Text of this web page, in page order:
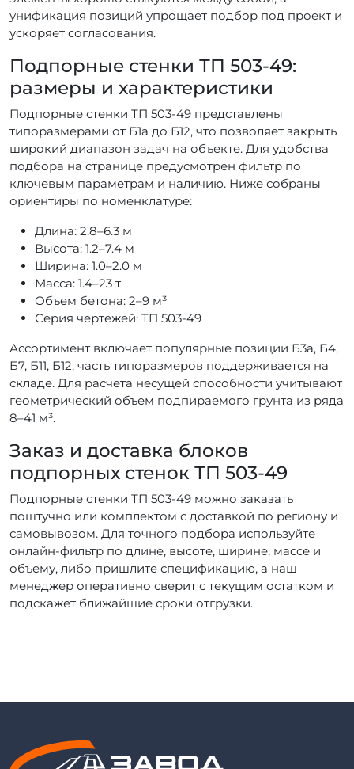
унификация позиций упрощает подбор под проект и
ускоряет согласования.
Подпорные стенки ТП 503-49:
размеры и характеристики
Подпорные стенки ТП 503-49 представлены
типоразмерами от Б1а до Б12, что позволяет закрыть
широкий диапазон задач на объекте. Для удобства
подбора на странице предусмотрен фильтр по
ключевым параметрам и наличию. Ниже собраны
ориентиры по номенклатуре:
Длина: 2.8–6.3 м
Высота: 1.2–7.4 м
Ширина: 1.0–2.0 м
Масса: 1.4–23 т
Объем бетона: 2–9 м³
Серия чертежей: ТП 503-49
Ассортимент включает популярные позиции Б3а, Б4,
Б7, Б11, Б12, часть типоразмеров поддерживается на
складе. Для расчета несущей способности учитывают
геометрический объем подпираемого грунта из ряда
8–41 м³.
Заказ и доставка блоков
подпорных стенок ТП 503-49
Подпорные стенки ТП 503-49 можно заказать
поштучно или комплектом с доставкой по региону и
самовывозом. Для точного подбора используйте
онлайн-фильтр по длине, высоте, ширине, массе и
объему, либо пришлите спецификацию, а наш
менеджер оперативно сверит с текущим остатком и
подскажет ближайшие сроки отгрузки.